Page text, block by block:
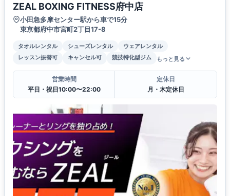
ZEAL BOXING FITNESS府中店
小田急多摩センター駅から車で15分
東京都府中市宮町2丁目17-8
タオルレンタル シューズレンタル
ウェアレンタル
レッスン振替可
キャンセル可 競技特化型ジム もっと見る
営業時間
平日・祝日10:00〜22:00
定休日
月・木定休日